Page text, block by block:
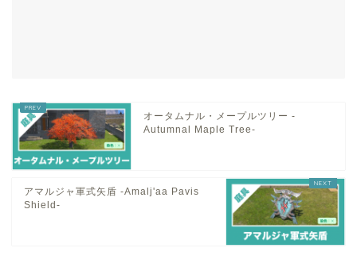
オータムナル・メープルツリー -
Autumnal Maple Tree-
アマルジャ軍式矢盾 -Amalj'aa Pavis
Shield-